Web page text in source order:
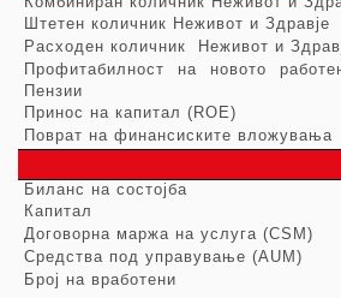
Штетен количник Неживот и Здравје
Расходен количник
Неживот и
Профитабилност на новото
Пензии
Принос на капитал (ROE)
Поврат на финансиските вложувања
Биланс на состојба
Капитал
Договорна маржа на услуга (CSM)
Средства под управување (AUM)
Број на вработени